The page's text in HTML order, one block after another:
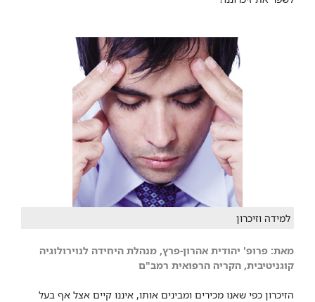
למידה וזיכרון
מאת: פרופ' יהודית אהרון-פרץ, מנהלת היחידה לנוירולוגיה
קוגניטיבית, הקריה הרפואית רמב"ם
הזיכרון כפי שאנו מכירים ומבינים אותו, איננו קיים אצל אף בעל